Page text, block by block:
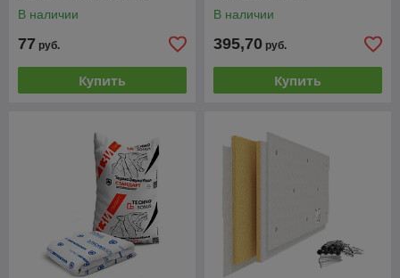
В наличии
77 руб.
Купить
В наличии
395,70 руб.
Купить